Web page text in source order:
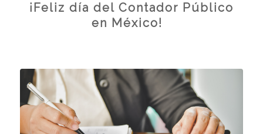
¡Feliz día del Contador Público
en México!